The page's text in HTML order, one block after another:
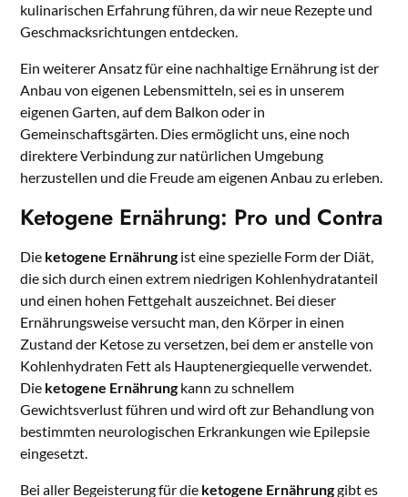
kulinarischen Erfahrung führen, da wir neue Rezepte und
Geschmacksrichtungen entdecken.
Ein weiterer Ansatz für eine nachhaltige Ernährung ist der
Anbau von eigenen Lebensmitteln, sei es in unserem
eigenen Garten, auf dem Balkon oder in
Gemeinschaftsgärten. Dies ermöglicht uns, eine noch
direktere Verbindung zur natürlichen Umgebung
herzustellen und die Freude am eigenen Anbau zu erleben.
Ketogene Ernährung: Pro und Contra
Die ketogene Ernährung ist eine spezielle Form der Diät,
die sich durch einen extrem niedrigen Kohlenhydratanteil
und einen hohen Fettgehalt auszeichnet. Bei dieser
Ernährungsweise versucht man, den Körper in einen
Zustand der Ketose zu versetzen, bei dem er anstelle von
Kohlenhydraten Fett als Hauptenergiequelle verwendet.
Die ketogene Ernährung kann zu schnellem
Gewichtsverlust führen und wird oft zur Behandlung von
bestimmten neurologischen Erkrankungen wie Epilepsie
eingesetzt.
Bei aller Begeisterung für die ketogene Ernährunggibt es